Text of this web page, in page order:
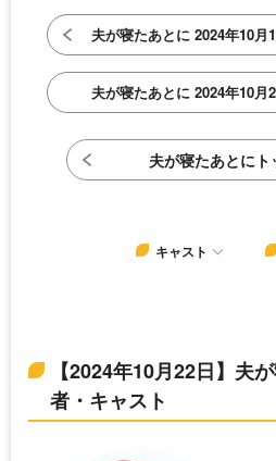
夫が寝たあとに 2024年10月
夫が寝たあとに 2024年10月
夫が寝たあとにト
キャスト
【2024年10月22日】夫
者・キャスト